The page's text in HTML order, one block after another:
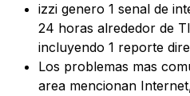
izzi genero 1 senal de
24 horas alrededor de
incluyendo 1 reporte
Los problemas mas
area mencionan